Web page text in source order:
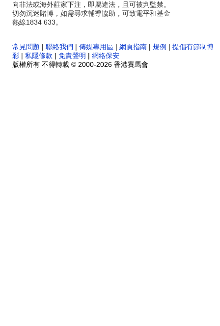
向非法或海外莊家下注，即屬違法，且可被判監禁。
切勿沉迷賭博，如需尋求輔導協助，可致電平和基金
熱線1834 633。
常見問題 | 聯絡我們 | 傳媒專用區 | 網頁指南 | 規例 | 提倡有節制博
彩 | 私隱條款 | 免責聲明 | 網絡保安
版權所有 不得轉載 © 2000-2026 香港賽馬會